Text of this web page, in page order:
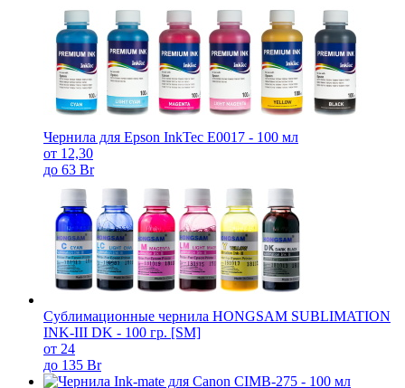
Чернила для Epson InkTec E0017 - 100 мл
от 12,30
до 63 Br
Сублимационные чернила HONGSAM SUBLIMATION
INK-III DK - 100 гр. [SM]
от 24
до 135 Br